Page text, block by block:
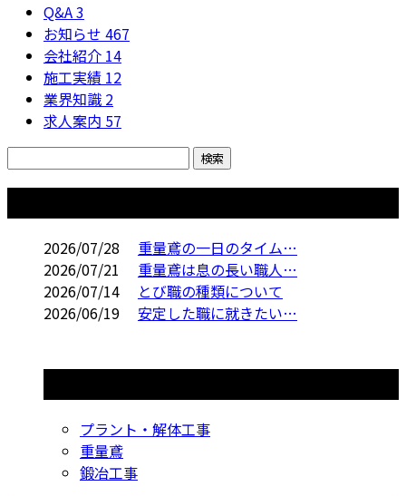
Q&A3
お知らせ 467
会社紹介 14
施工実績 12
業界知識 2
求人案内 57
2026/07/28
重量鳶の一日のタイム…
2026/07/21
重量鳶は息の長い職人…
2026/07/14
とび職の種類について
2026/06/19
安定した職に就きたい…
プラント・解体工事
重量鳶
鍛冶工事